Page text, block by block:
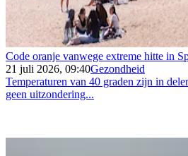
Code oranje vanwege extreme hitte in
21 juli 2026, 09:40Gezondheid
Temperaturen van 40 graden zijn in
geen uitzondering...